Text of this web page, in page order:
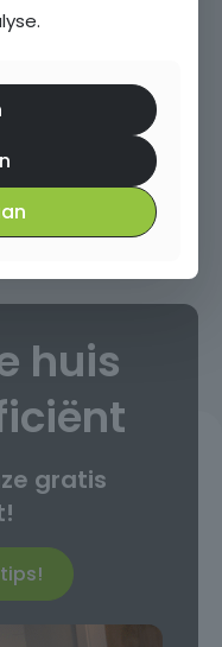
alle woningen
huis
gratis